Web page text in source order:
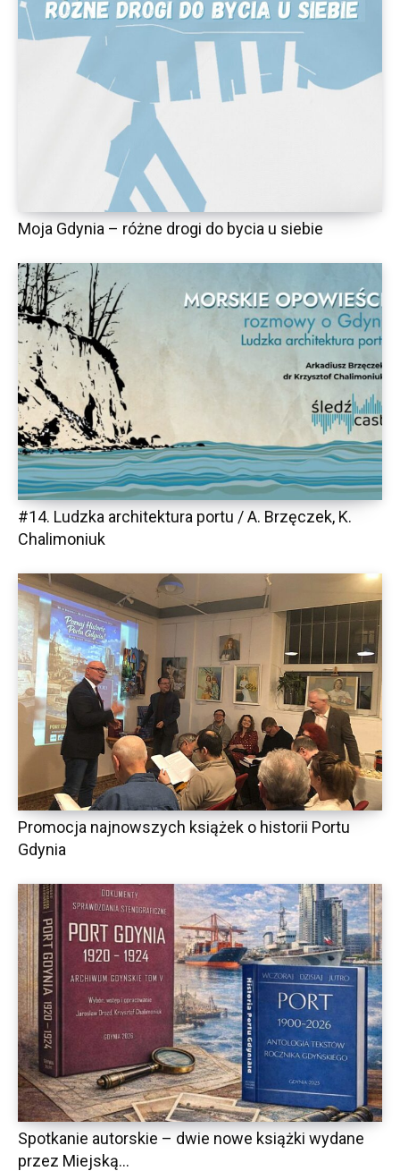
Moja Gdynia – różne drogi do bycia u siebie
#14. Ludzka architektura portu / A. Brzęczek, K.
Chalimoniuk
Promocja najnowszych książek o historii Portu
Gdynia
Spotkanie autorskie – dwie nowe książki wydane
przez Miejską...